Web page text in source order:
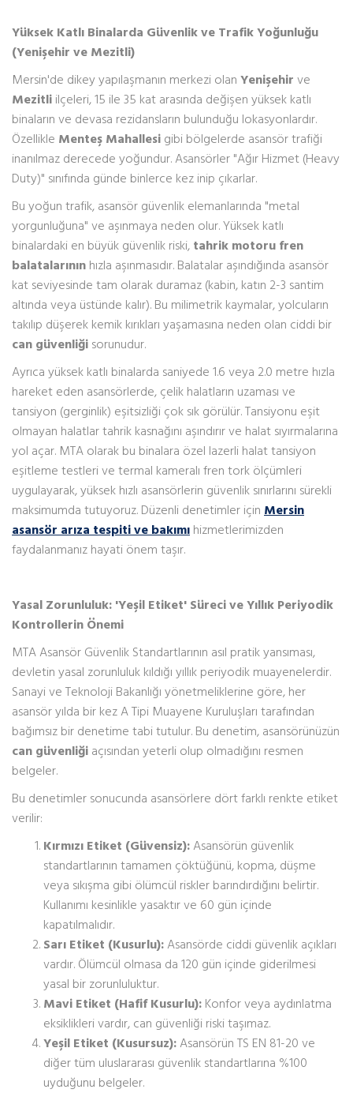
Yüksek Katlı Binalarda Güvenlik ve Trafik Yoğunluğu
(Yenişehir ve Mezitli)
Mersin'de dikey yapılaşmanın merkezi olan Yenişehir ve
Mezitli ilçeleri, 15 ile 35 kat arasında değişen yüksek katlı
binaların ve devasa rezidansların bulunduğu lokasyonlardır.
Özellikle Menteş Mahallesi gibi bölgelerde asansör trafiği
inanılmaz derecede yoğundur. Asansörler "Ağır Hizmet (Heavy
Duty)" sınıfında günde binlerce kez inip çıkarlar.
Bu yoğun trafik, asansör güvenlik elemanlarında "metal
yorgunluğuna" ve aşınmaya neden olur. Yüksek katlı
binalardaki en büyük güvenlik riski, tahrik motoru fren
balatalarının hızla aşınmasıdır. Balatalar aşındığında asansör
kat seviyesinde tam olarak duramaz (kabin, katın 2-3 santim
altında veya üstünde kalır). Bu milimetrik kaymalar, yolcuların
takılıp düşerek kemik kırıkları yaşamasına neden olan ciddi bir
can güvenliği sorunudur.
Ayrıca yüksek katlı binalarda saniyede 1.6 veya 2.0 metre hızla
hareket eden asansörlerde, çelik halatların uzaması ve
tansiyon (gerginlik) eşitsizliği çok sık görülür. Tansiyonu eşit
olmayan halatlar tahrik kasnağını aşındırır ve halat sıyırmalarına
yol açar. MTA olarak bu binalara özel lazerli halat tansiyon
eşitleme testleri ve termal kameralı fren tork ölçümleri
uygulayarak, yüksek hızlı asansörlerin güvenlik sınırlarını sürekli
maksimumda tutuyoruz. Düzenli denetimler için Mersin
asansör arıza tespiti ve bakımı hizmetlerimizden
faydalanmanız hayati önem taşır.
Yasal Zorunluluk: 'Yeşil Etiket' Süreci ve Yıllık Periyodik
Kontrollerin Önemi
MTA Asansör Güvenlik Standartlarının asıl pratik yansıması,
devletin yasal zorunluluk kıldığı yıllık periyodik muayenelerdir.
Sanayi ve Teknoloji Bakanlığı yönetmeliklerine göre, her
asansör yılda bir kez A Tipi Muayene Kuruluşları tarafından
bağımsız bir denetime tabi tutulur. Bu denetim, asansörünüzün
can güvenliği açısından yeterli olup olmadığını resmen
belgeler.
Bu denetimler sonucunda asansörlere dört farklı renkte etiket
verilir:
Kırmızı Etiket (Güvensiz):Asansörün güvenlik
standartlarının tamamen çöktüğünü, kopma, düşme
veya sıkışma gibi ölümcül riskler barındırdığını belirtir.
Kullanımı kesinlikle yasaktır ve 60 gün içinde
kapatılmalıdır.
Sarı Etiket (Kusurlu):Asansörde ciddi güvenlik açıkları
vardır. Ölümcül olmasa da 120 gün içinde giderilmesi
yasal bir zorunluluktur.
Mavi Etiket (Hafif Kusurlu): Konfor veya aydınlatma
eksiklikleri vardır, can güvenliği riski taşımaz.
Yeşil Etiket (Kusursuz):Asansörün TS EN 81-20 ve
diğer tüm uluslararası güvenlik standartlarına %100
uyduğunu belgeler.